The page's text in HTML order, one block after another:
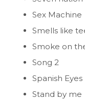
Sex Machine
Smells like
Smoke on
Song 2
Spanish Eyes
Stand by me